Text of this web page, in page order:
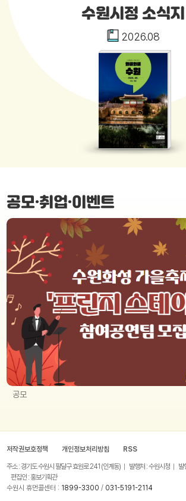
시청·4개 구청 등에 지급기 설치
해설사의 발걸음으로 되살아난 수원
수원시정 소식지
2026.08
공모·취업·이벤트
공모
저작권보호정책 개인정보처리방침 RSS
주소 : 경기도 수원시 팔달구 효원로 241 (인계동) 발행처 : 수원시청
발
편집인 : 홍보기획관
수원시 휴먼콜센터 : 1899-3300 / 031-5191-2114